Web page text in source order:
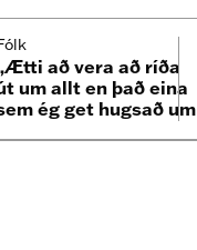
að vera að ríða
um allt en það eina
ég get hugsað um